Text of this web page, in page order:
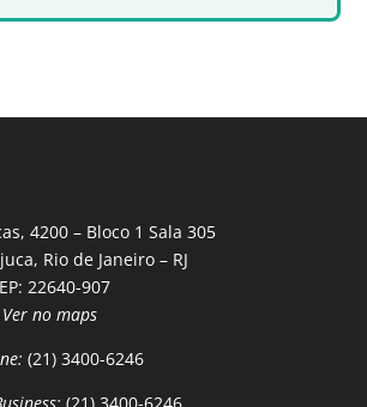
4200 – Bloco 1 Sala 305
Rio de Janeiro – RJ
22640-907
Ver no maps
(21) 3400-6246